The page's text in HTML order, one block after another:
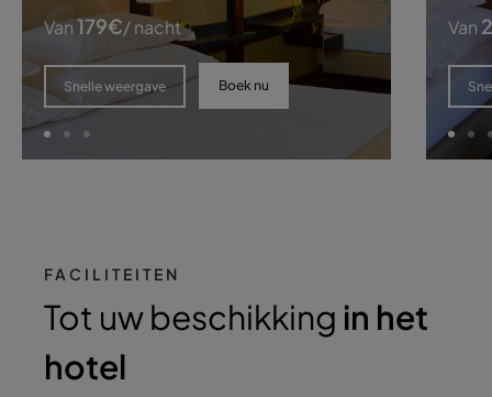
Van179€/ nacht
Snelle weergave Boek nu
Van
FACILITEITEN
Tot uw beschikking in het
hotel